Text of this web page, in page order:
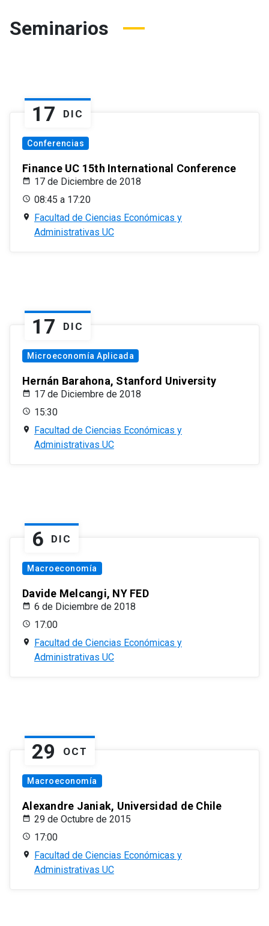
Seminarios
17 DIC
Conferencias
Finance UC 15th International Conference
17 de Diciembre de 2018
08:45 a 17:20
Facultad de Ciencias Económicas y
Administrativas UC
17 DIC
Microeconomía Aplicada
Hernán Barahona, Stanford University
17 de Diciembre de 2018
15:30
Facultad de Ciencias Económicas y
Administrativas UC
6 DIC
Macroeconomía
Davide Melcangi, NY FED
6 de Diciembre de 2018
17:00
Facultad de Ciencias Económicas y
Administrativas UC
29 OCT
Macroeconomía
Alexandre Janiak, Universidad de Chile
29 de Octubre de 2015
17:00
Facultad de Ciencias Económicas y
Administrativas UC